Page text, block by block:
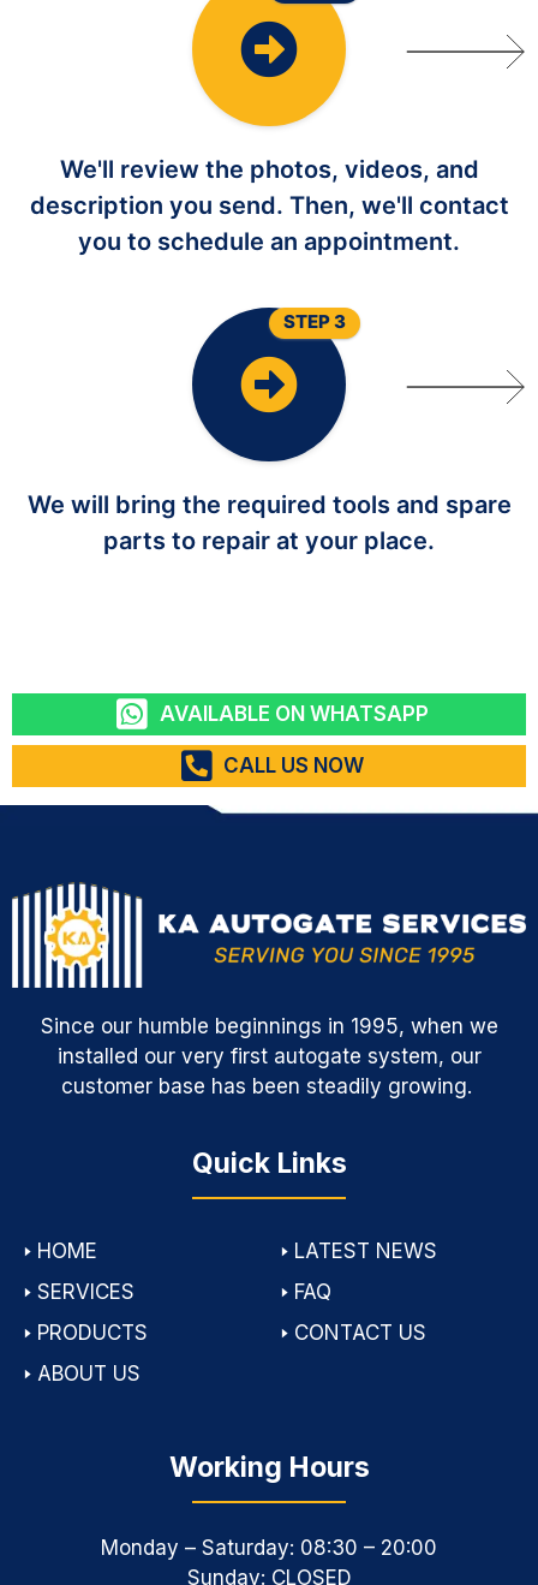
We'll review the photos, videos, and
description you send. Then, we'll contact
you to schedule an appointment.
We will bring the required tools and spare
parts to repair at your place.
STEP 3
AVAILABLE ON WHATSAPP
CALL US NOW
Since our humble beginnings in 1995, when we
installed our very first autogate system, our
customer base has been steadily growing.
Quick Links
🢒 HOME
🢒 SERVICES
🢒 PRODUCTS
🢒 ABOUT US
🢒 LATEST NEWS
🢒 FAQ
🢒 CONTACT US
Working Hours
Monday – Saturday: 08:30 – 20:00
Sunday: CLOSED